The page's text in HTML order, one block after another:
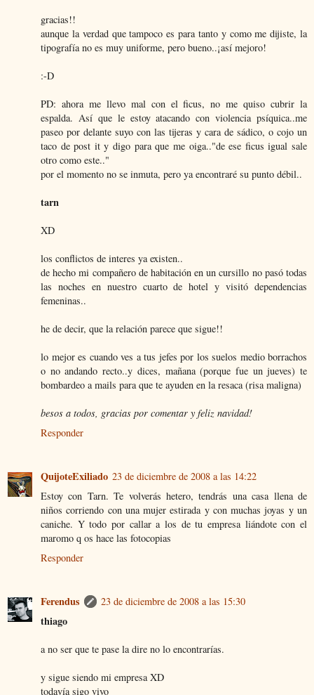
gracias!!
aunque la verdad que tampoco es para tanto y como me dijiste, la
tipografía no es muy uniforme, pero bueno..¡así mejoro!
:-D
PD: ahora me llevo mal con el ficus, no me quiso cubrir la
espalda. Así que le estoy atacando con violencia psíquica..me
paseo por delante suyo con las tijeras y cara de sádico, o cojo un
taco de post it y digo para que me oiga.."de ese ficus igual sale
otro como este.."
por el momento no se inmuta, pero ya encontraré su punto débil..
tarn
XD
los conflictos de interes ya existen..
de hecho mi compañero de habitación en un cursillo no pasó todas
las noches en nuestro cuarto de hotel y visitó dependencias
femeninas..
he de decir, que la relación parece que sigue!!
lo mejor es cuando ves a tus jefes por los suelos medio borrachos
o no andando recto..y dices, mañana (porque fue un jueves) te
bombardeo a mails para que te ayuden en la resaca (risa maligna)
besos a todos, gracias por comentar y feliz navidad!
Responder
QuijoteExiliado 23 de diciembre de 2008 a las 14:22
Estoy con Tarn. Te volverás hetero, tendrás una casa llena de
niños corriendo con una mujer estirada y con muchas joyas y un
caniche. Y todo por callar a los de tu empresa liándote con el
maromo q os hace las fotocopias
Responder
Ferendus 23 de diciembre de 2008 a las 15:30
thiago
a no ser que te pase la dire no lo encontrarías.
y sigue siendo mi empresa XD
todavía sigo vivo